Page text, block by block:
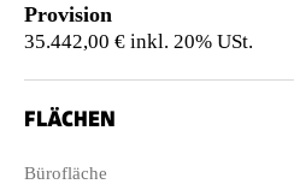
Provision
35.442,00 € inkl. 20% USt.
FLÄCHEN
Bürofläche